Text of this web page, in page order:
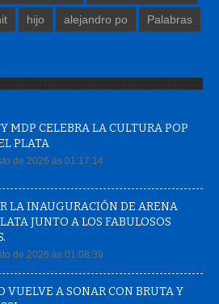
hijo alejandro po Palabras
MDP CELEBRA LA CULTURA POP
PLATA
de 2026 às 01:17:14
LA INAUGURACIÓN DE ARENA
JUNTO A LOS FABULOSOS
de 2026 às 01:08:39
VUELVE A SONAR CON BRUTA Y